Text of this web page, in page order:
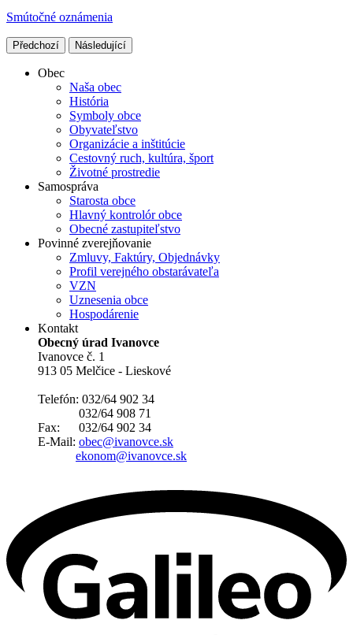
Smútočné oznámenia
Předchozí Následující
Obec
Naša obec
História
Symboly obce
Obyvateľstvo
Organizácie a inštitúcie
Cestovný ruch, kultúra, šport
Životné prostredie
Samospráva
Starosta obce
Hlavný kontrolór obce
Obecné zastupiteľstvo
Povinné zverejňovanie
Zmluvy, Faktúry, Objednávky
Profil verejného obstarávateľa
VZN
Uznesenia obce
Hospodárenie
Kontakt
Obecný úrad Ivanovce
Ivanovce č. 1
913 05 Melčice - Lieskové
Telefón: 032/64 902 34
032/64 908 71
Fax: 032/64 902 34
E-Mail: obec@ivanovce.sk
ekonom@ivanovce.sk